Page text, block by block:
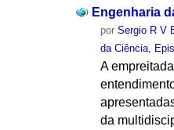
Engenharia
porSergio R V
da Ciência,
A
da